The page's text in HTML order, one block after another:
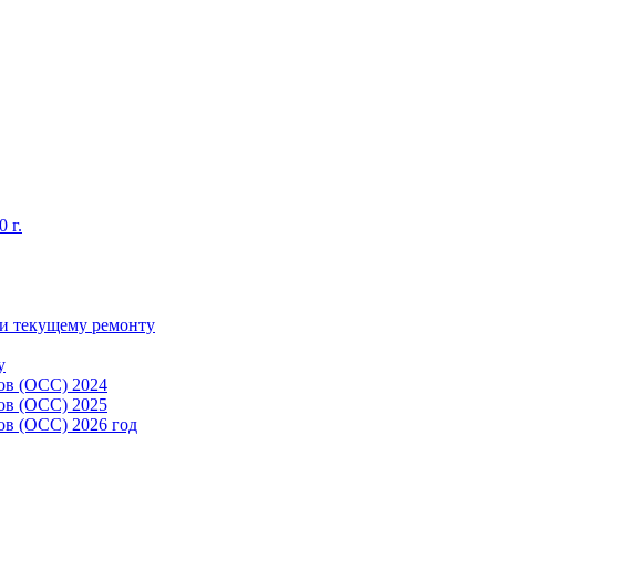
г.
текущему ремонту
(ОСС) 2024
(ОСС) 2025
(ОСС) 2026 год